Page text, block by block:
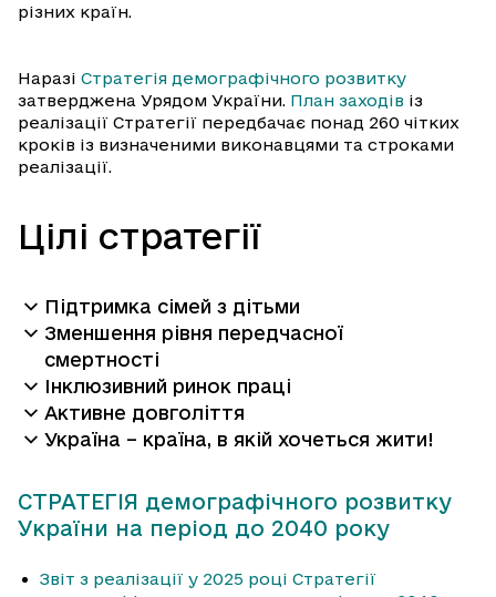
різних країн.
Наразі Стратегія демографічного розвитку
затверджена Урядом України. План заходів із
реалізації Стратегії передбачає понад 260 чітких
кроків із визначеними виконавцями та строками
реалізації.
Цілі стратегії
Підтримка сімей з дітьми
Зменшення рівня передчасної
смертності
Інклюзивний ринок праці
Активне довголіття
Україна – країна, в якій хочеться жити!
СТРАТЕГІЯ демографічного розвитку
України на період до 2040 року
Звіт з реалізації у 2025 році Стратегії